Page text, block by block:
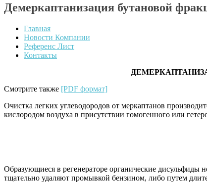
Демеркаптанизация бутановой
Главная
Новости Компании
Референс Лист
Контакты
Смотрите также [PDF формат]
Очистка легких углеводородов от меркаптанов
кислородом воздуха в присутствии гомогенного или
Образующиеся в регенераторе органические дисульфиды
тщательно удаляют промывкой бензином, либо путем